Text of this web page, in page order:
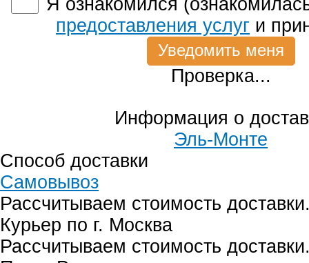
Я ознакомился
предоставления услуг и
Проверка...
Информация о
Эль-Монте
Способ доставки
Самовывоз
Рассчитываем стоимость
Курьер по г. Москва
Рассчитываем стоимость